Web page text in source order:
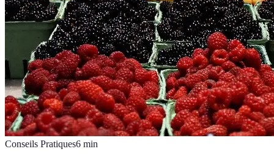
Conseils Pratiques6 min